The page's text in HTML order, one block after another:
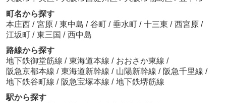
町名から探す
本庄西 / 宮原 / 東中島 / 谷町 / 垂水町 / 十三東 / 西宮原 /
江坂町 / 東三国 / 西中島
路線から探す
地下鉄御堂筋線 / 東海道本線 / おおさか東線 /
阪急京都本線 / 東海道新幹線 / 山陽新幹線 / 阪急千里線 /
地下鉄谷町線 / 阪急宝塚本線 / 地下鉄堺筋線
駅から探す